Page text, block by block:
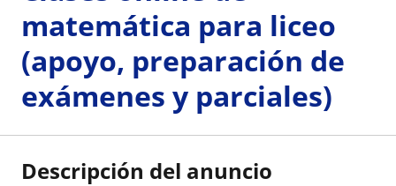
matemática para liceo
(apoyo, preparación de
exámenes y parciales)
Descripción del anuncio